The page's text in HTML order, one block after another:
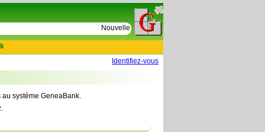
Nouvelles tables : 664 actes de D Le Cercueil
Identifiez-vous
au système GeneaBank.